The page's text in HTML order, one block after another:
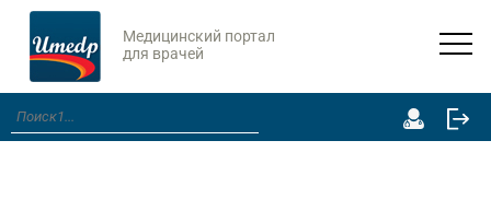
Медицинский портал
для врачей